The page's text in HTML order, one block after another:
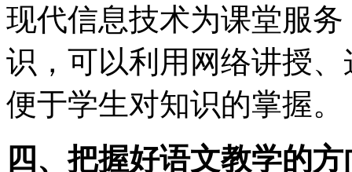
现代信息技术为课堂服
识，可以利用网络讲授
便于学生对知识的掌握。
四、把握好语文教学的方